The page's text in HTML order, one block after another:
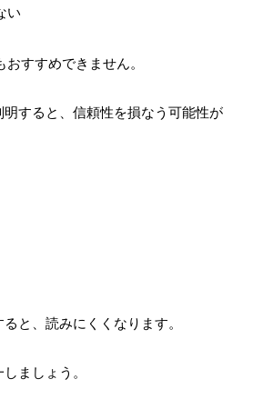
い
すすめできません。
すると、信頼性を損なう可能性が
と、読みにくくなります。
ましょう。